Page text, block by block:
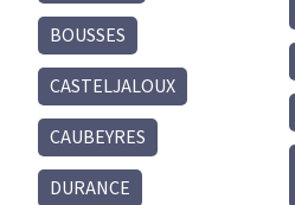
BOUSSES
CASTELJALOUX
CAUBEYRES
DURANCE